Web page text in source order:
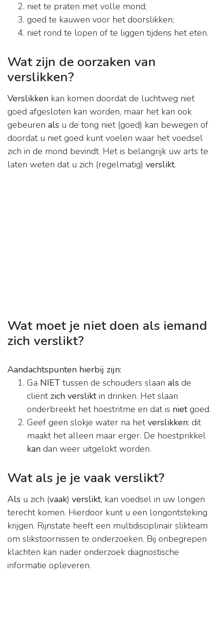
niet te praten met volle mond;
goed te kauwen voor het doorslikken;
niet rond te lopen of te liggen tijdens het eten.
Wat zijn de oorzaken van
verslikken?
Verslikken kan komen doordat de luchtweg niet
goed afgesloten kan worden, maar het kan ook
gebeuren als u de tong niet (goed) kan bewegen of
doordat u niet goed kunt voelen waar het voedsel
zich in de mond bevindt. Het is belangrijk uw arts te
laten weten dat u zich (regelmatig) verslikt.
Wat moet je niet doen als iemand
zich verslikt?
Aandachtspunten hierbij zijn:
Ga NIET tussen de schouders slaan als de
cliënt zich versliktin drinken. Het slaan
onderbreekt het hoestritme en dat is nietgoed.
Geef geen slokje water na hetverslikken: dit
maakt het alleen maar erger. De hoestprikkel
kan dan weer uitgelokt worden.
Wat als je je vaak verslikt?
Als u zich (vaak) verslikt, kan voedsel in uw longen
terecht komen. Hierdoor kunt u een longontsteking
krijgen. Rijnstate heeft een multidisciplinair slikteam
om slikstoornissen te onderzoeken. Bij onbegrepen
klachten kan nader onderzoek diagnostische
informatie opleveren.